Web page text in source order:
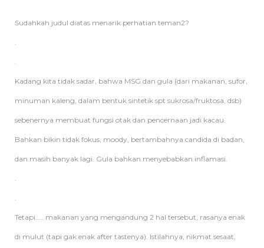
Sudahkah judul diatas menarik perhatian teman2?
Kadang kita tidak sadar, bahwa MSG dan gula (dari makanan, sufor,
minuman kaleng, dalam bentuk sintetik spt sukrosa/fruktosa, dsb)
sebenernya membuat fungsi otak dan pencernaan jadi kacau.
Bahkan bikin tidak fokus, moody, bertambahnya candida di badan,
dan masih banyak lagi. Gula bahkan menyebabkan inflamasi.
Tetapi….. makanan yang mengandung 2 hal tersebut, rasanya enak
di mulut (tapi gak enak after tastenya). Istilahnya, nikmat sesaat,